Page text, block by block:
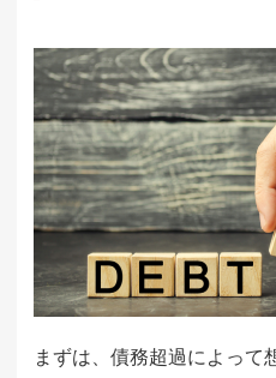
まずは、債務超過によって